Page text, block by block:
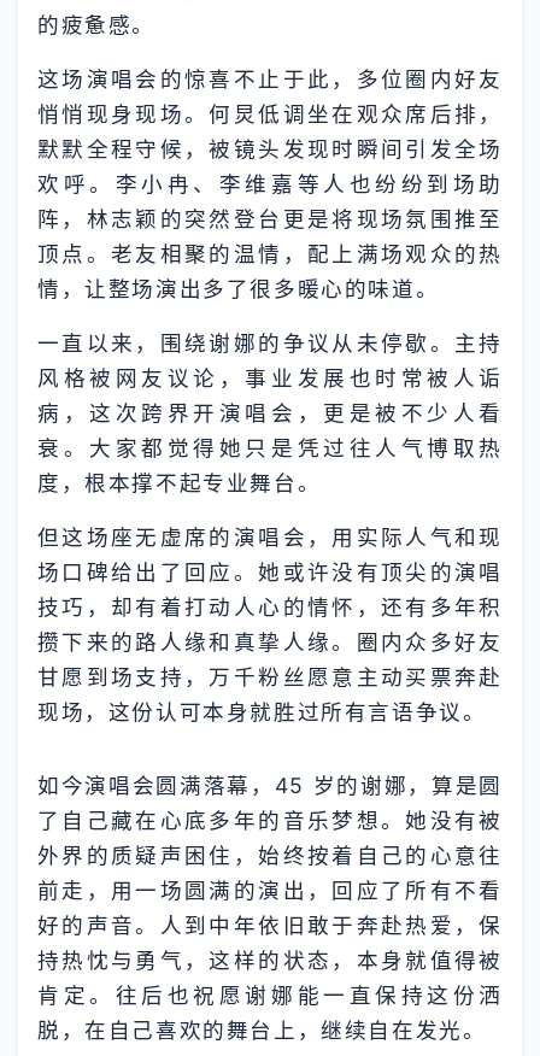
的疲惫感。
这场演唱会的惊喜不止于此，多位圈内好友
悄悄现身现场。何炅低调坐在观众席后排，
默默全程守候，被镜头发现时瞬间引发全场
欢呼。李小冉、李维嘉等人也纷纷到场助
阵，林志颖的突然登台更是将现场氛围推至
顶点。老友相聚的温情，配上满场观众的热
情，让整场演出多了很多暖心的味道。
一直以来，围绕谢娜的争议从未停歇。主持
风格被网友议论，事业发展也时常被人诟
病，这次跨界开演唱会，更是被不少人看
衰。大家都觉得她只是凭过往人气博取热
度，根本撑不起专业舞台。
但这场座无虚席的演唱会，用实际人气和现
场口碑给出了回应。她或许没有顶尖的演唱
技巧，却有着打动人心的情怀，还有多年积
攒下来的路人缘和真挚人缘。圈内众多好友
甘愿到场支持，万千粉丝愿意主动买票奔赴
现场，这份认可本身就胜过所有言语争议。
如今演唱会圆满落幕，45 岁的谢娜，算是圆
了自己藏在心底多年的音乐梦想。她没有被
外界的质疑声困住，始终按着自己的心意往
前走，用一场圆满的演出，回应了所有不看
好的声音。人到中年依旧敢于奔赴热爱，保
持热忱与勇气，这样的状态，本身就值得被
肯定。往后也祝愿谢娜能一直保持这份洒
脱，在自己喜欢的舞台上，继续自在发光。